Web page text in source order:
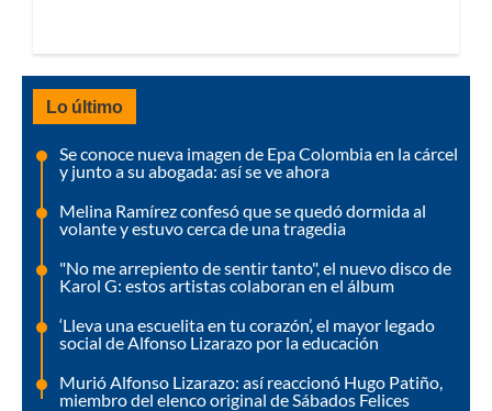
Lo último
Se conoce nueva imagen de Epa Colombia en la cárcel
y junto a su abogada: así se ve ahora
Melina Ramírez confesó que se quedó dormida al
volante y estuvo cerca de una tragedia
"No me arrepiento de sentir tanto", el nuevo disco de
Karol G: estos artistas colaboran en el álbum
‘Lleva una escuelita en tu corazón’, el mayor legado
social de Alfonso Lizarazo por la educación
Murió Alfonso Lizarazo: así reaccionó Hugo Patiño,
miembro del elenco original de Sábados Felices